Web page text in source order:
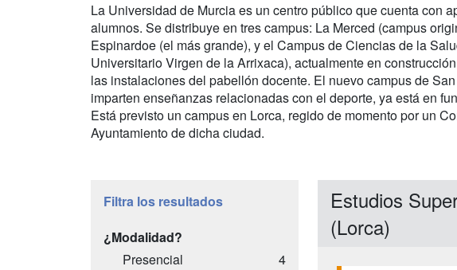
La Universidad de Murcia es un centro público que cuenta con
alumnos. Se distribuye en tres campus: La Merced (campus
Espinardoe (el más grande), y el Campus de Ciencias de la
Universitario Virgen de la Arrixaca), actualmente en
las instalaciones del pabellón docente. El nuevo campus de
imparten enseñanzas relacionadas con el deporte, ya está en
Está previsto un campus en Lorca, regido de momento por un
Ayuntamiento de dicha ciudad.
Filtra los resultados
¿Modalidad?
Presencial
4
Estudios
(Lorca)